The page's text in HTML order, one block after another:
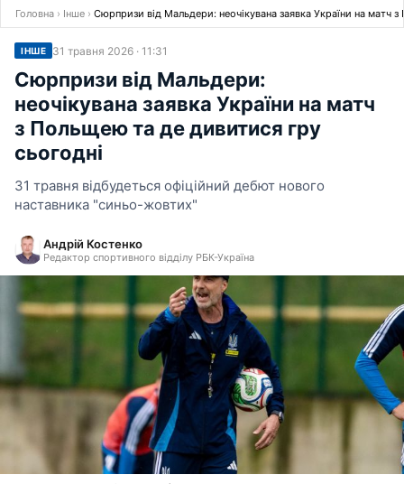
Головна › Інше › Сюрпризи від Мальдери: неочікувана заявка України на матч
ІНШЕ 31 травня 2026 · 11:31
Сюрпризи від Мальдери:
неочікувана заявка України на матч
з Польщею та де дивитися гру
сьогодні
31 травня відбудеться офіційний дебют нового
наставника "синьо-жовтих"
Андрій Костенко
Редактор спортивного відділу РБК-Україна